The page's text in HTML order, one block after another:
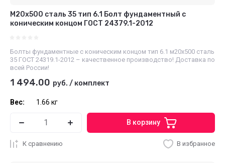
М20х500 сталь 35 тип 6.1 Болт фундаментный с
коническим концом ГОСТ 24379.1-2012
Болты фундаментные с коническим концом тип 6.1 м20х500 сталь
35 ГОСТ 24319.1-2012 – качественное производство! Доставка по
всей России!
1 494.00 руб. / комплект
Вес: 1.66 кг
В корзину
К сравнению В избранное